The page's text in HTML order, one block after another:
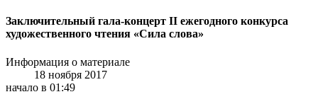
Заключительный гала-концерт II ежегодного конкурса
художественного чтения «Сила слова»
Информация о материале
18 ноября 2017
начало в 01:49